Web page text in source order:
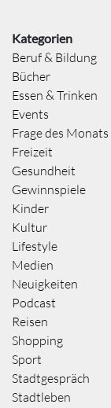
Kategorien
Beruf & Bildung
Bücher
Essen & Trinken
Events
Frage des Monats
Freizeit
Gesundheit
Gewinnspiele
Kinder
Kultur
Lifestyle
Medien
Neuigkeiten
Podcast
Reisen
Shopping
Sport
Stadtgespräch
Stadtleben